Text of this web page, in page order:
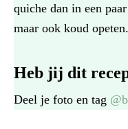
quiche dan in een
maar ook koud opeten.
Heb jij dit
Deel je foto en tag